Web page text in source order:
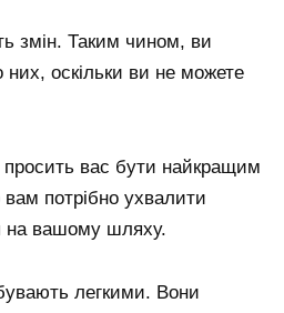
змін. Таким чином, ви
них, оскільки ви не можете
просить вас бути найкращим
потрібно ухвалити
на вашому шляху.
легкими. Вони